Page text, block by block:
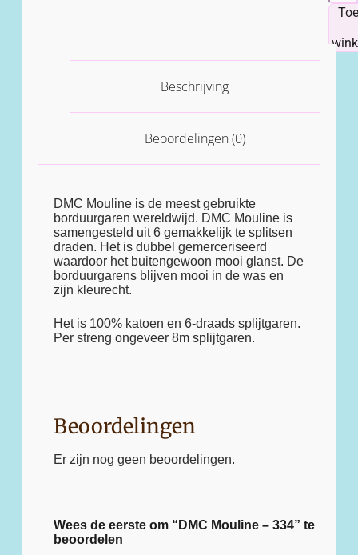
Beschrijving
Beoordelingen (0)
DMC Mouline is de meest gebruikte
borduurgaren wereldwijd. DMC Mouline is
samengesteld uit 6 gemakkelijk te splitsen
draden. Het is dubbel gemerceriseerd
waardoor het buitengewoon mooi glanst. De
borduurgarens blijven mooi in de was en
zijn kleurecht.
Het is 100% katoen en 6-draads splijtgaren.
Per streng ongeveer 8m splijtgaren.
Beoordelingen
Er zijn nog geen beoordelingen.
Wees de eerste om “DMC Mouline – 334” te
beoordelen